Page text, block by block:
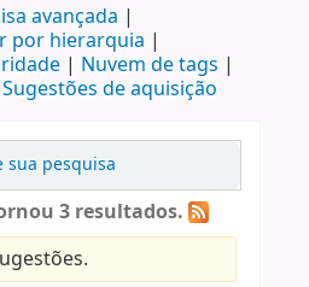
avançada
por hierarquia
Nuvem de tags
Sugestões de aquisição
sua pesquisa
3 resultados.